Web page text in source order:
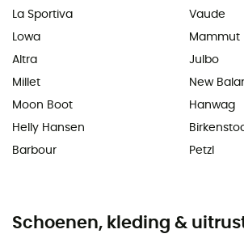
La Sportiva
Lowa
Altra
Millet
Moon Boot
Helly Hansen
Barbour
Vaude
Mammut
Julbo
New
Hanwag
Petzl
Schoenen, kleding &